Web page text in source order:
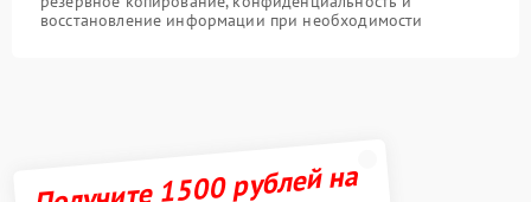
восстановление информации при необходимости